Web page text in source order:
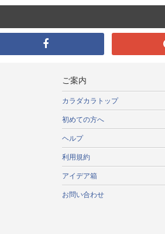
ご案内
カラダカラトップ
初めての方へ
ヘルプ
利用規約
アイデア箱
お問い合わせ